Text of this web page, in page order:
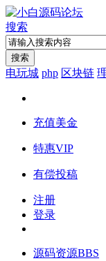
搜索
搜索
电玩城 php 区块链
充值美金
特惠VIP
有偿投稿
注册
登录
源码资源BBS